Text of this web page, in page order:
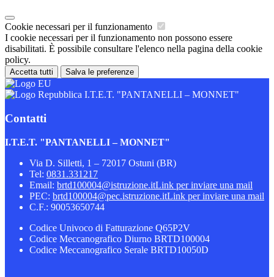
Cookie necessari per il funzionamento
I cookie necessari per il funzionamento non possono essere
disabilitati. È possibile consultare l'elenco nella pagina della cookie
policy.
Accetta tutti Salva le preferenze
I.T.E.T. "PANTANELLI – MONNET"
Contatti
I.T.E.T. "PANTANELLI – MONNET"
Via D. Silletti, 1 – 72017 Ostuni (BR)
Tel: 0831.331217
Email: brtd100004@istruzione.itLink per inviare una mail
PEC: brtd100004@pec.istruzione.itLink per inviare una mail
C.F.: 90053650744
Codice Univoco di Fatturazione Q65P2V
Codice Meccanografico Diurno BRTD100004
Codice Meccanografico Serale BRTD10050D